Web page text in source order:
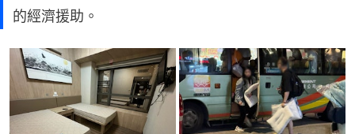
的經濟援助。